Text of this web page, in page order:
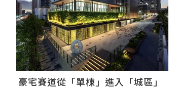
豪宅賽道從「單棟」進入「城區」